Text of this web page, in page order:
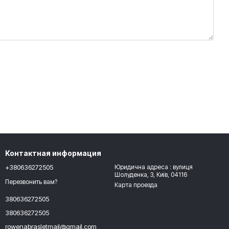
Контактная информация
+380636272505
Перезвонить вам?
380636272505
380636272505
rowenabrasletmail@gmail.com
Юридична адреса : вулиця
Шолуденка, 3, Київ, 04116
Карта проезда